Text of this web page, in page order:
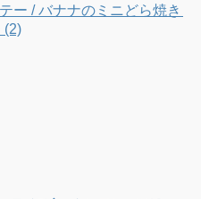
ー / バナナのミニどら焼きレ
(2)